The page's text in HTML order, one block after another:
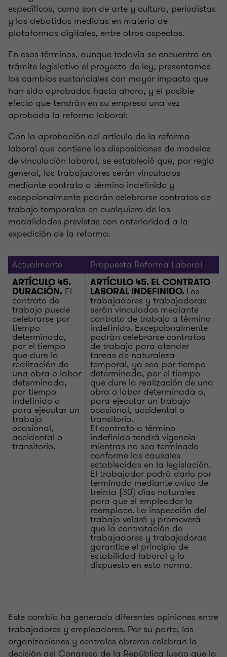
específicos, como son de arte y cultura, periodistas
y las debatidas medidas en materia de
plataformas digitales, entre otros aspectos.
En esos términos, aunque todavía se encuentra en
trámite legislativo el proyecto de ley, presentamos
los cambios sustanciales con mayor impacto que
han sido aprobados hasta ahora, y el posible
efecto que tendrán en su empresa una vez
aprobada la reforma laboral:
Con la aprobación del artículo de la reforma
laboral que contiene las disposiciones de modelos
de vinculación laboral, se estableció que, por regla
general, los trabajadores serán vinculados
mediante contrato a término indefinido y
excepcionalmente podrán celebrarse contratos de
trabajo temporales en cualquiera de las
modalidades previstas con anterioridad a la
expedición de la reforma.
Actualmente Propuesta Reforma Laboral
ARTÍCULO 45.
DURACIÓN. El
contrato de
trabajo puede
celebrarse por
tiempo
determinado,
por el tiempo
que dure la
realización de
una obra o labor
determinada,
por tiempo
indefinido o
para ejecutar un
trabajo
ocasional,
accidental o
transitorio.
ARTÍCULO 45. EL CONTRATO
LABORAL INDEFINIDO. Los
trabajadores y trabajadoras
serán vinculados mediante
contrato de trabajo a término
indefinido. Excepcionalmente
podrán celebrarse contratos
de trabajo para atender
tareas de naturaleza
temporal, ya sea por tiempo
determinado, por el tiempo
que dure la realización de una
obra o labor determinada o,
para ejecutar un trabajo
ocasional, accidental o
transitorio.
El contrato a término
indefinido tendrá vigencia
mientras no sea terminado
conforme las causales
establecidas en la legislación.
El trabajador podrá darlo por
terminado mediante aviso de
treinta (30) días naturales
para que el empleador lo
reemplace. La inspección del
trabajo velará y promoverá
que la contratación de
trabajadores y trabajadoras
garantice el principio de
estabilidad laboral y lo
dispuesto en esta norma.
Este cambio ha generado diferentes opiniones entre
trabajadores y empleadores. Por su parte, las
organizaciones y centrales obreras celebran la
decisión del Congreso de la República luego que la